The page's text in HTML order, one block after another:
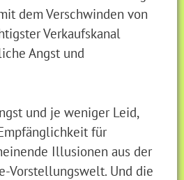
dem Verschwinden von
Verkaufskanal
Angst und
und je weniger Leid,
für
Illusionen aus der
Vorstellungswelt. Und die